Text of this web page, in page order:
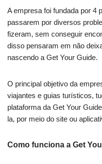
A empresa foi fundada por 4
passarem por diversos
fizeram, sem conseguir
disso pensaram em não
nascendo a Get Your Guide.
O principal objetivo da
viajantes e guias turísticos,
plataforma da Get Your
la, por meio do site ou
Como funciona a Get